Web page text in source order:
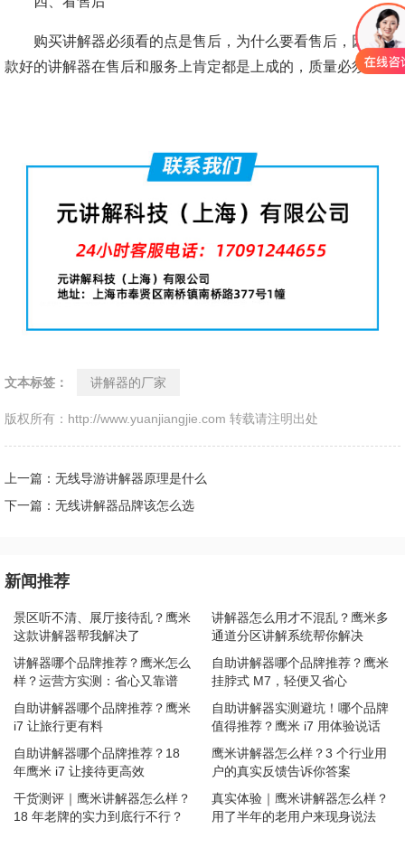
购买讲解器必须看的点是售后，为什么要看售后，因为一
款好的讲解器在售后和服务上肯定都是上成的，质量必须好。
文本标签： 讲解器的厂家
版权所有：http://www.yuanjiangjie.com 转载请注明出处
上一篇：无线导游讲解器原理是什么
下一篇：无线讲解器品牌该怎么选
新闻推荐
景区听不清、展厅接待乱？鹰米
这款讲解器帮我解决了
讲解器怎么用才不混乱？鹰米多
通道分区讲解系统帮你解决
讲解器哪个品牌推荐？鹰米怎么
样？运营方实测：省心又靠谱
自助讲解器哪个品牌推荐？鹰米
挂脖式 M7，轻便又省心
自助讲解器哪个品牌推荐？鹰米
i7 让旅行更有料
自助讲解器实测避坑！哪个品牌
值得推荐？鹰米 i7 用体验说话
自助讲解器哪个品牌推荐？18
年鹰米 i7 让接待更高效
鹰米讲解器怎么样？3 个行业用
户的真实反馈告诉你答案
干货测评｜鹰米讲解器怎么样？
18 年老牌的实力到底行不行？
真实体验｜鹰米讲解器怎么样？
用了半年的老用户来现身说法